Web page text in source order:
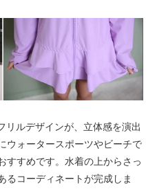
E柄〈color__S-15__〉
SOLD OUT
× 売り切れ中
F柄〈color__S-16__〉
SOLD OUT
× 売り切れ中
SOLD OUT
× 売り切れ中
H柄〈color__S-18__〉
○ 在庫有り
リルデザインが、立体感を演出
ウォータースポーツやビーチで
すすめです。水着の上からさっ
るコーディネートが完成しま